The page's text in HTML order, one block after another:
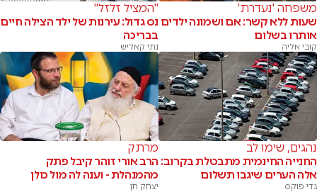
משפחה 'נעדרת'
שעות ללא קשר: אם ושמונה ילדים
אותרו בשלום
קובי אליה
"המציל זלזל"
נס גדול: עירנות של ילד הצילה חיים
בבריכה
נתי קאליש
נהגים, שימו לב
החנייה החינמית מתבטלת בקרוב:
אלה הערים שיגבו תשלום
גדי פוקס
מרתק
הרב אורי זוהר קיבל פתק
מהמנהלת - וענה לה מול כולן
יצחק חן